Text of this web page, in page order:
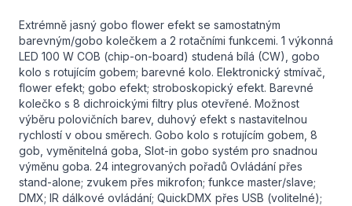
Extrémně jasný gobo flower efekt se samostatným
barevným/gobo kolečkem a 2 rotačními funkcemi. 1 výkonná
LED 100 W COB (chip-on-board) studená bílá (CW), gobo
kolo s rotujícím gobem; barevné kolo. Elektronický stmívač,
flower efekt; gobo efekt; stroboskopický efekt. Barevné
kolečko s 8 dichroickými filtry plus otevřené. Možnost
výběru polovičních barev, duhový efekt s nastavitelnou
rychlostí v obou směrech. Gobo kolo s rotujícím gobem, 8
gob, vyměnitelná goba, Slot-in gobo systém pro snadnou
výměnu goba. 24 integrovaných pořadů Ovládání přes
stand-alone; zvukem přes mikrofon; funkce master/slave;
DMX; IR dálkové ovládání; QuickDMX přes USB (volitelné);